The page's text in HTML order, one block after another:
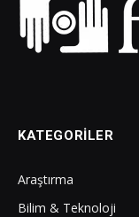
KATEGORILER
Araştırma
Bilim & Teknoloji